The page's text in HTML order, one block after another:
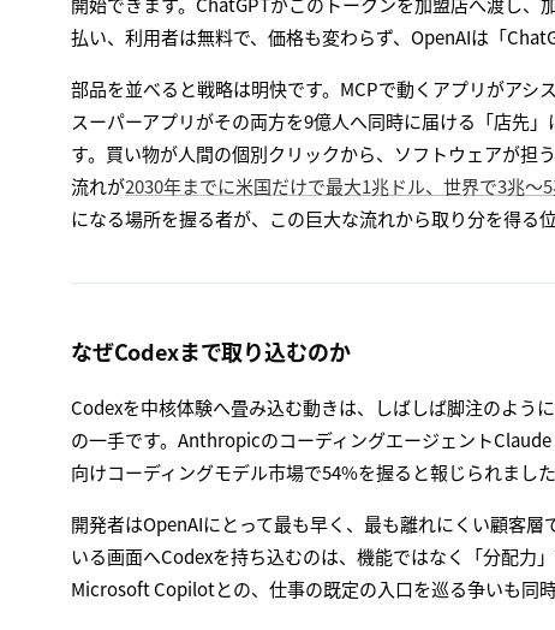
払い、利用者は無料で、価格も変わらず、OpenAIは「
部品を並べると戦略は明快です。MCPで動くアプリがアシ
スーパーアプリがその両方を9億人へ同時に届ける「店先
す。買い物が人間の個別クリックから、ソフトウェアが担
流れが2030年までに米国だけで最大1兆ドル、世界で3兆〜
になる場所を握る者が、この巨大な流れから取り分を得る位
なぜCodexまで取り込むのか
Codexを中核体験へ畳み込む動きは、しばしば脚注のよう
の一手です。Anthropicのコーディングエージェント
向けコーディングモデル市場で54%を握ると報じられまし
開発者はOpenAIにとって最も早く、最も離れにくい顧客
いる画面へCodexを持ち込むのは、機能ではなく「分配力
Microsoft Copilotとの、仕事の既定の入口を巡る争いも同時